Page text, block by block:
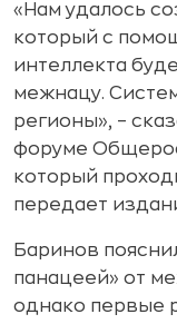
«Нам удалось
который с
интеллекта
межнацу.
регионы», –
форуме
который
передает
Баринов
панацеей» от
однако первые